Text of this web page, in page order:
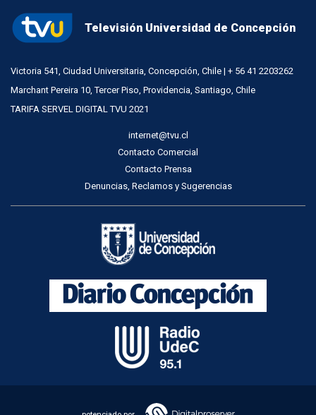
Televisión Universidad de Concepción
Victoria 541, Ciudad Universitaria, Concepción, Chile | + 56 41 2203262
Marchant Pereira 10, Tercer Piso, Providencia, Santiago, Chile
TARIFA SERVEL DIGITAL TVU 2021
internet@tvu.cl
Contacto Comercial
Contacto Prensa
Denuncias, Reclamos y Sugerencias